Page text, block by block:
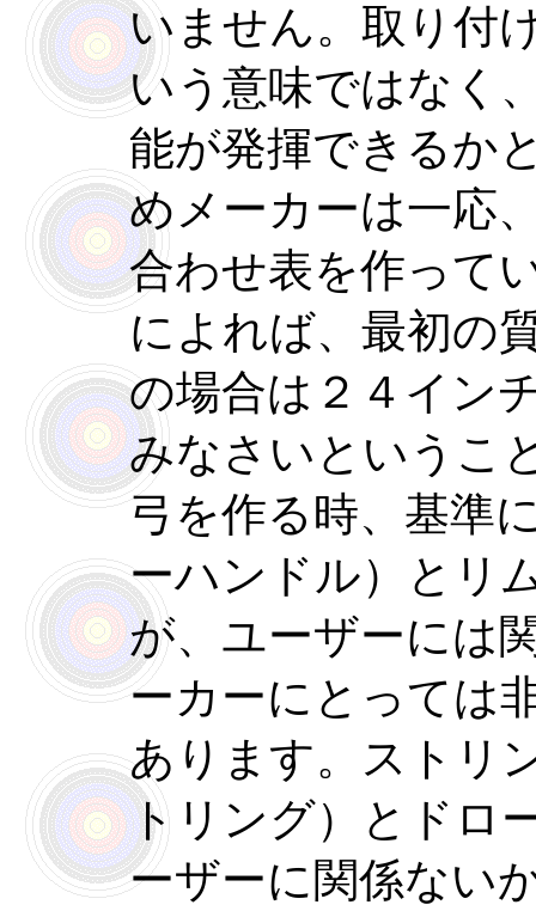
いません。取り付
いう意味ではなく
能が発揮できるか
めメーカーは一応
合わせ表を作って
によれば、最初の
の場合は２４イン
みなさいというこ
弓を作る時、基準
ーハンドル）とリ
が、ユーザーには
ーカーにとっては
あります。ストリ
トリング）とドロ
ーザーに関係ない